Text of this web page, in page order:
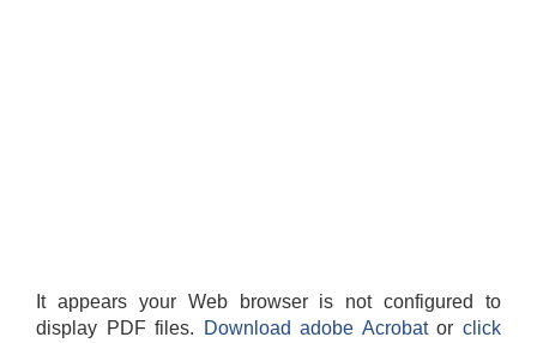
It appears your Web browser is not configured to
display PDF files.
Download adobe Acrobatorclick